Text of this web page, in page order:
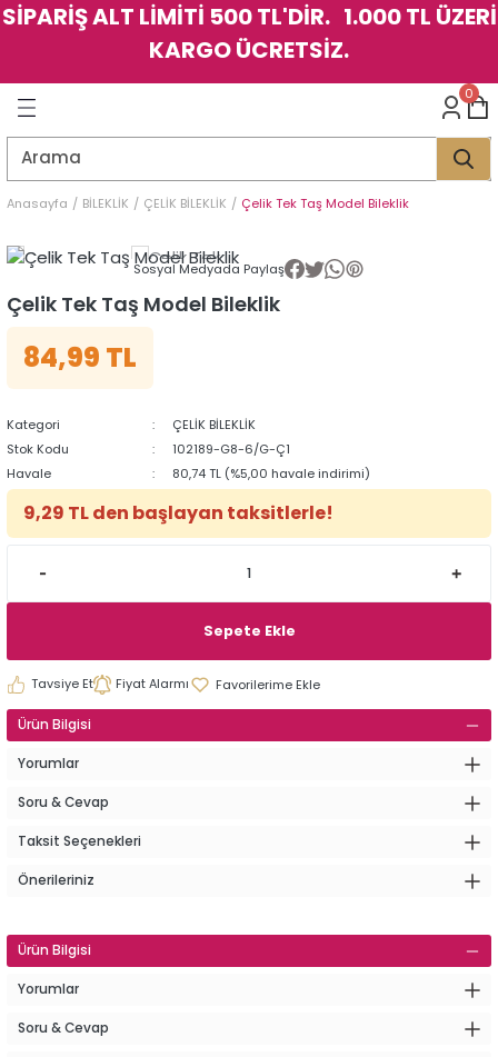
SİPARİŞ ALT LİMİTİ 500 TL'DİR. 1.000 TL ÜZERİ
KARGO ÜCRETSİZ.
Geri Dön
Geri Dön
Geri Dön
Geri Dön
Geri Dön
Geri Dön
0
Anasayfa BİLEKLİK ÇELİK BİLEKLİK Çelik Tek Taş Model Bileklik
Sosyal Medyada Paylaş
Çelik Tek Taş Model Bileklik
84,99 TL
Kategori
ÇELİK BİLEKLİK
Stok Kodu
102189-G8-6/G-Ç1
Havale
80,74 TL (%5,00 havale indirimi)
9,29 TL den başlayan taksitlerle!
Sepete Ekle
Tavsiye Et Fiyat Alarmı
Ürün Bilgisi
Yorumlar
Soru & Cevap
Taksit Seçenekleri
Önerileriniz
Ürün Bilgisi
Yorumlar
Soru & Cevap
Geri Dön
Geri Dön
Geri Dön
Geri Dön
Geri Dön
Geri Dön